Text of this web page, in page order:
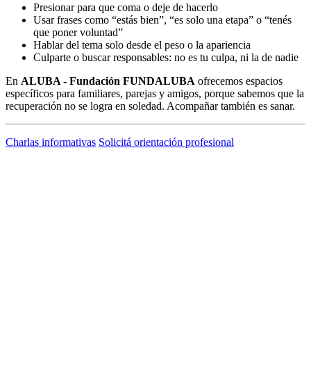
Presionar para que coma o deje de hacerlo
Usar frases como “estás bien”, “es solo una etapa” o “tenés
que poner voluntad”
Hablar del tema solo desde el peso o la apariencia
Culparte o buscar responsables: no es tu culpa, ni la de nadie
En ALUBA - Fundación FUNDALUBA ofrecemos espacios
específicos para familiares, parejas y amigos, porque sabemos que la
recuperación no se logra en soledad. Acompañar también es sanar.
Charlas informativas Solicitá orientación profesional